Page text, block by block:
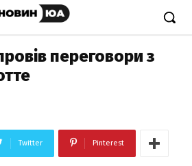
переговори з
Twitter Pinterest